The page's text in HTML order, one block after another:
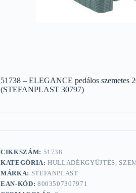
51738 – ELEGANCE pedálos szemetes
(STEFANPLAST 30797)
CIKKSZÁM: 51738
KATEGÓRIA:HULLADÉKGYŰJTÉS,
MÁRKA: STEFANPLAST
EAN-KÓD: 8003507307971